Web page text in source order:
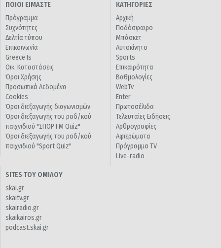
ΠΟΙΟΙ ΕΙΜΑΣΤΕ
Πρόγραμμα
Συχνότητες
Δελτία τύπου
Επικοινωνία
Greece Is
Οικ. Καταστάσεις
Όροι Χρήσης
Προσωπικά Δεδομένα
Cookies
Όροι διεξαγωγής διαγωνισμών
Όροι διεξαγωγής του ραδ/κού
παιχνιδιού "ΣΠΟΡ FM Quiz"
Όροι διεξαγωγής του ραδ/κού
παιχνιδιού "Sport Quiz"
ΚΑΤΗΓΟΡΙΕΣ
Αρχική
Ποδόσφαιρο
Μπάσκετ
Αυτοκίνητο
Sports
Επικαιρότητα
Βαθμολογίες
WebTv
Enter
Πρωτοσέλιδα
Τελευταίες Ειδήσεις
Αρθρογραφίες
Αφιερώματα
Πρόγραμμα TV
Live-radio
SITES ΤΟΥ ΟΜΙΛΟΥ
skai.gr
skaitv.gr
skairadio.gr
skaikairos.gr
podcast.skai.gr